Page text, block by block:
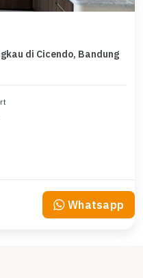
di Cicendo, Bandung
Whatsapp